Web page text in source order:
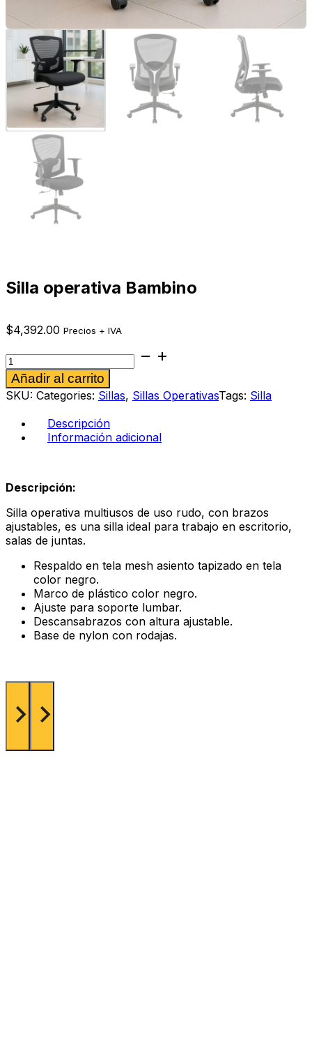
Silla operativa Bambino
$4,392.00 Precios + IVA
Silla
operativa
Bambino
cantidad
Añadir al carrito
SKU: Categories: Sillas, Sillas OperativasTags: Silla
Descripción
Información adicional
Descripción:
Silla operativa multiusos de uso rudo, con brazos
ajustables, es una silla ideal para trabajo en escritorio,
salas de juntas.
Respaldo en tela mesh asiento tapizado en tela
color negro.
Marco de plástico color negro.
Ajuste para soporte lumbar.
Descansabrazos con altura ajustable.
Base de nylon con rodajas.